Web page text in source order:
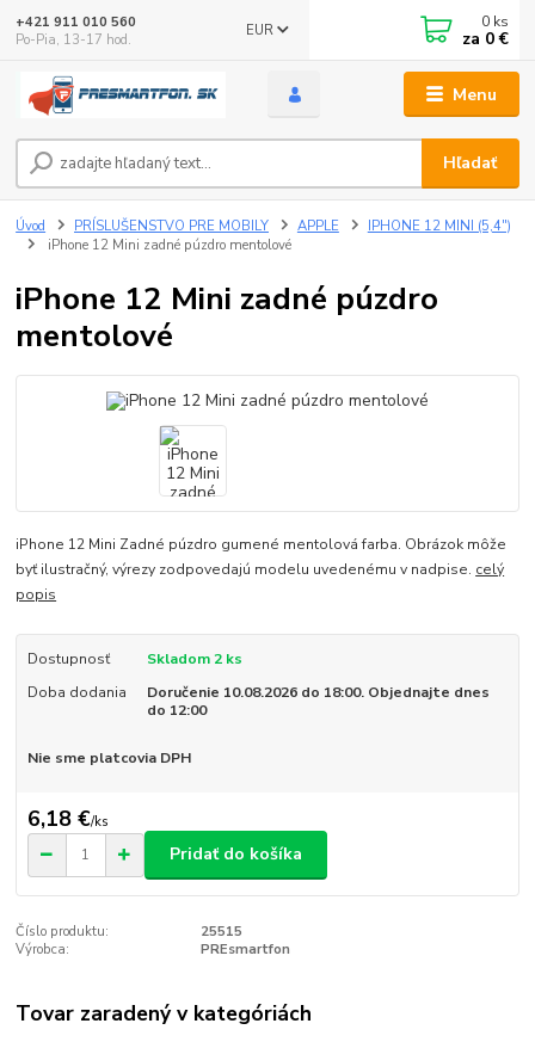
Menu
EUR
Hľadať
+421 911 010 560
Po-Pia, 13-17 hod.
0 ks
za 0 €
Úvod PRÍSLUŠENSTVO PRE MOBILY APPLE
IPHONE 12 MINI (5,4")
iPhone 12 Mini zadné púzdro mentolové
iPhone 12 Mini zadné púzdro
mentolové
iPhone 12 Mini Zadné púzdro gumené mentolová farba. Obrázok môže
byť ilustračný, výrezy zodpovedajú modelu uvedenému v nadpise. celý
popis
Dostupnosť
Skladom 2 ks
Doba dodania
Doručenie 10.08.2026 do 18:00. Objednajte dnes
do 12:00
Nie sme platcovia DPH
6,18 €/ks
Pridať do košíka
Číslo produktu:
25515
Výrobca:
PREsmartfon
Tovar zaradený v kategóriách